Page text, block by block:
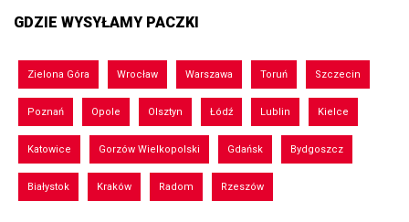
GDZIE WYSYŁAMY PACZKI
Zielona Góra Wrocław Warszawa Toruń Szczecin
Poznań Opole Olsztyn Łódź Lublin Kielce
Katowice Gorzów Wielkopolski Gdańsk Bydgoszcz
Białystok Kraków Radom Rzeszów